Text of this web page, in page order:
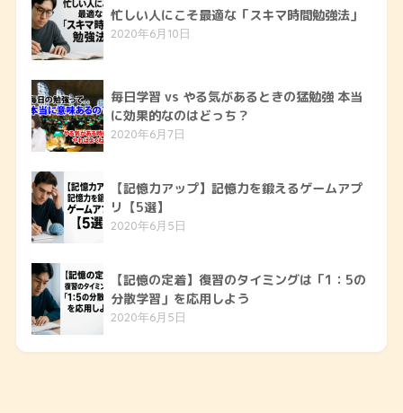
忙しい人にこそ最適な「スキマ時間勉強法」
2020年6月10日
毎日学習 vs やる気があるときの猛勉強 本当
に効果的なのはどっち？
2020年6月7日
【記憶力アップ】記憶力を鍛えるゲームアプ
リ【5選】
2020年6月5日
【記憶の定着】復習のタイミングは「1：5の
分散学習」を応用しよう
2020年6月5日